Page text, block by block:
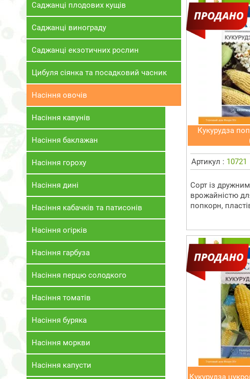
Саджанці плодових кущів
Саджанці винограду
Саджанці екзотичних рослин
Цибуля сіянка та посадковий часник
Насіння овочів
Насіння кавунів
Насіння баклажан
Насіння гороху
Насіння дині
Насіння кабачків та патисонів
Насіння огірків
Насіння гарбуза
Насіння перцю солодкого
Насіння томатів
Насіння буряка
Насіння моркви
Насіння капусти
Кукурудза
Артикул : 10721
Сорт із
врожайністю
попкорн,
Кукурудза